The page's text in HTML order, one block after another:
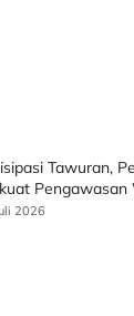
Tawuran,
2026